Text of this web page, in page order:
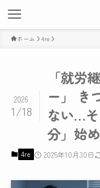
ホーム 4re
「就労
ー」 き
ない…
分」始
2026
1/18
4re 2025年10月30日